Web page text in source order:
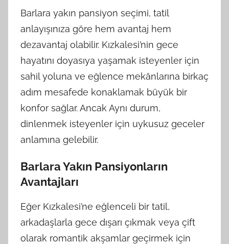
Barlara yakın pansiyon seçimi, tatil
anlayışınıza göre hem avantaj hem
dezavantaj olabilir. Kızkalesi’nin gece
hayatını doyasıya yaşamak isteyenler için
sahil yoluna ve eğlence mekânlarına birkaç
adım mesafede konaklamak büyük bir
konfor sağlar. Ancak Aynı durum,
dinlenmek isteyenler için uykusuz geceler
anlamına gelebilir.
Barlara Yakın Pansiyonların
Avantajları
Eğer Kızkalesi’ne eğlenceli bir tatil,
arkadaşlarla gece dışarı çıkmak veya çift
olarak romantik akşamlar geçirmek için